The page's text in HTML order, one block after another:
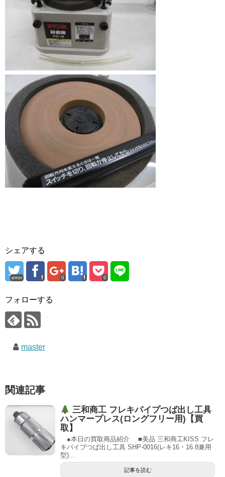
シェアする
error 0 0
フォローする
master
関連記事
三和商工 フレキパイプつば出し工具
ハンマープレス(ロングフリー用)【買
取】
●本日の買取商品紹介 ■美品 三和商工KISS フレ
キパイプつば出し工具 SHP-0016(レキ16・16.8兼用
型)...
記事を読む